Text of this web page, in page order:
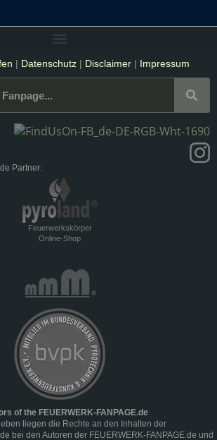
| Datenschutz| Disclaimer| Impressum
Partner:
Feuerwerkskörper
Online-Shop
of the FEUERWERK-FANPAGE.de
liegen die Rechte an den Inhalten der
bei den Autoren der FEUERWERK-FANPAGE.de und